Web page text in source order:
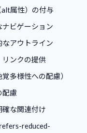
alt属性）の付与
ビゲーション
アウトライン
リンクの提供
多様性への配慮）
配慮
確な関連付け
reduced-